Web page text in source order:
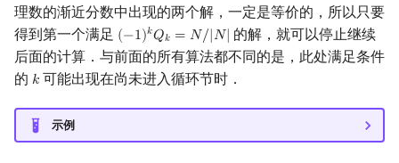
理数的渐近分数中出现的两个解，一定是等价的，所以只要
得到第一个满足 (−1)𝑘𝑄𝑘 = 𝑁/|𝑁|
(−1)kQk= N/ |N|
的解，就可以停止继续
后面的计算．与前面的所有算法都不同的是，此处满足条件
的 𝑘
k 可能出现在尚未进入循环节时．
示例